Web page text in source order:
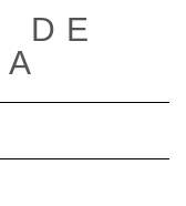
DE
de navegación